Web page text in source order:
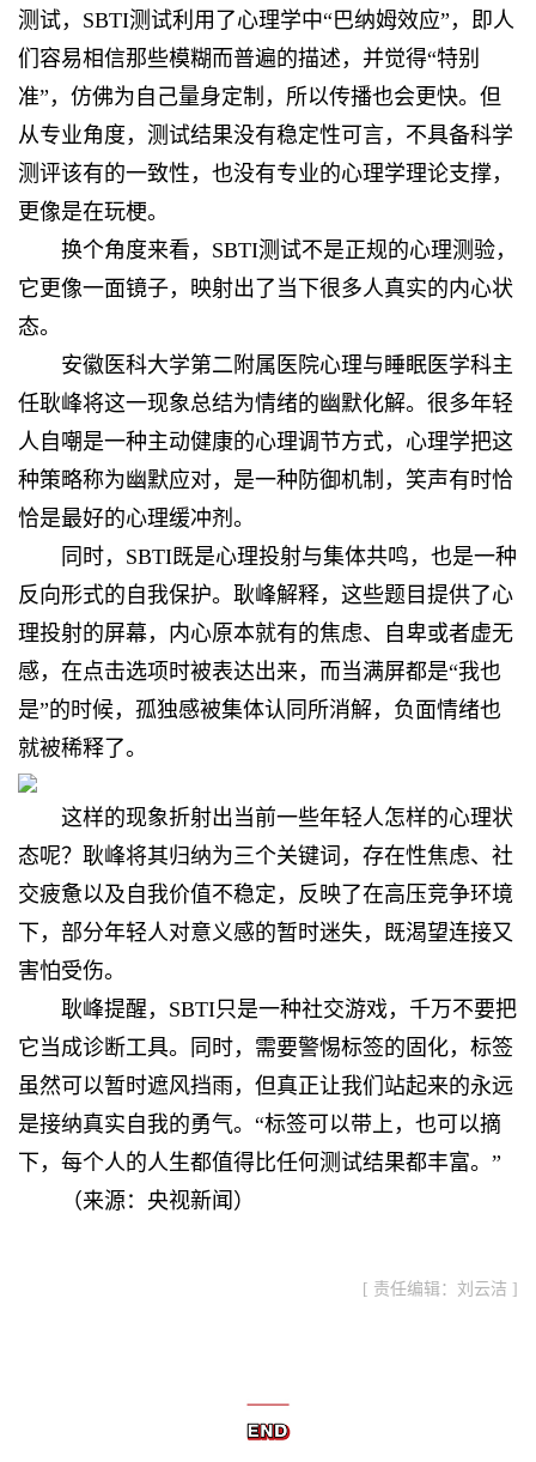
测试，SBTI测试利用了心理学中“巴纳姆效应”，即人
们容易相信那些模糊而普遍的描述，并觉得“特别
准”，仿佛为自己量身定制，所以传播也会更快。但
从专业角度，测试结果没有稳定性可言，不具备科学
测评该有的一致性，也没有专业的心理学理论支撑，
更像是在玩梗。
换个角度来看，SBTI测试不是正规的心理测验，
它更像一面镜子，映射出了当下很多人真实的内心状
态。
安徽医科大学第二附属医院心理与睡眠医学科主
任耿峰将这一现象总结为情绪的幽默化解。很多年轻
人自嘲是一种主动健康的心理调节方式，心理学把这
种策略称为幽默应对，是一种防御机制，笑声有时恰
恰是最好的心理缓冲剂。
同时，SBTI既是心理投射与集体共鸣，也是一种
反向形式的自我保护。耿峰解释，这些题目提供了心
理投射的屏幕，内心原本就有的焦虑、自卑或者虚无
感，在点击选项时被表达出来，而当满屏都是“我也
是”的时候，孤独感被集体认同所消解，负面情绪也
就被稀释了。
这样的现象折射出当前一些年轻人怎样的心理状
态呢？耿峰将其归纳为三个关键词，存在性焦虑、社
交疲惫以及自我价值不稳定，反映了在高压竞争环境
下，部分年轻人对意义感的暂时迷失，既渴望连接又
害怕受伤。
耿峰提醒，SBTI只是一种社交游戏，千万不要把
它当成诊断工具。同时，需要警惕标签的固化，标签
虽然可以暂时遮风挡雨，但真正让我们站起来的永远
是接纳真实自我的勇气。“标签可以带上，也可以摘
下，每个人的人生都值得比任何测试结果都丰富。”
（来源：央视新闻）
[ 责任编辑：刘云洁 ]